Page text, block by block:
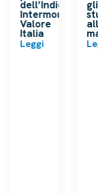
dell’Indice
Intermonte
Valore
Italia
Leggi
gli